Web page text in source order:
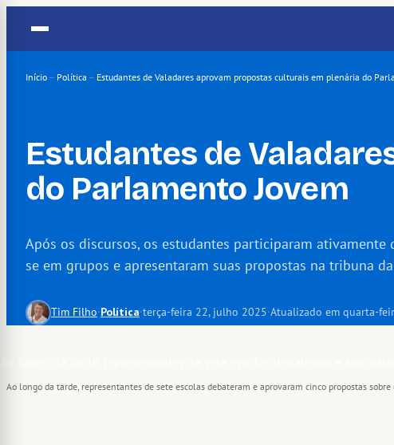
conteúdo
Início – Política – Estudantes de Valadares aprovam propostas culturais em plenária do
Estudantes de
do Parlamento Jovem
Após os discursos, os estudantes participaram ativamente
se em grupos e apresentaram suas propostas na tribuna da
Tim Filho·Política·terça-feira 22, julho 2025·Atualizado em quarta-
Ao longo da tarde, representantes de sete escolas debateram e aprovaram cinco propostas